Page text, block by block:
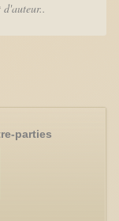
parties